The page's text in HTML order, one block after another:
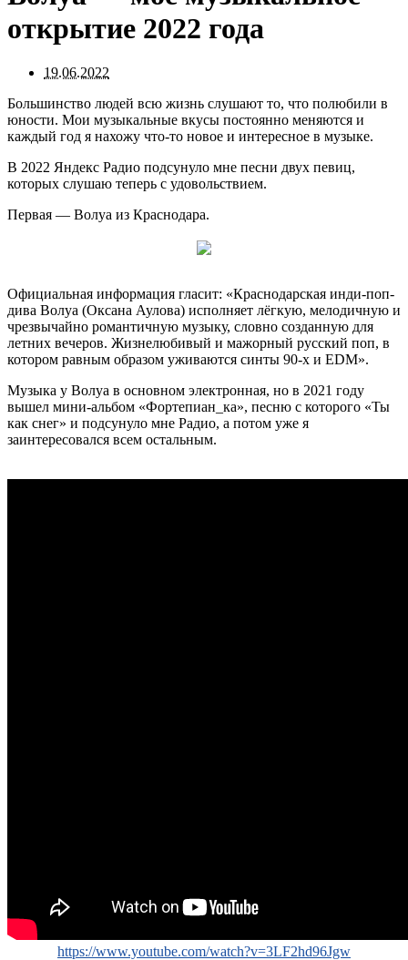
открытие 2022 года
19.06.2022
Большинство людей всю жизнь слушают то, что полюбили в
юности. Мои музыкальные вкусы постоянно меняются и
каждый год я нахожу что-то новое и интересное в музыке.
В 2022 Яндекс Радио подсунуло мне песни двух певиц,
которых слушаю теперь с удовольствием.
Первая — Волуа из Краснодара.
Официальная информация гласит: «Краснодарская инди-поп-
дива Волуа (Оксана Аулова) исполняет лёгкую, мелодичную и
чрезвычайно романтичную музыку, словно созданную для
летних вечеров. Жизнелюбивый и мажорный русский поп, в
котором равным образом уживаются синты 90-х и EDM».
Музыка у Волуа в основном электронная, но в 2021 году
вышел мини-альбом «Фортепиан_ка», песню с которого «Ты
как снег» и подсунуло мне Радио, а потом уже я
заинтересовался всем остальным.
https://www.youtube.com/watch?v=3LF2hd96Jgw